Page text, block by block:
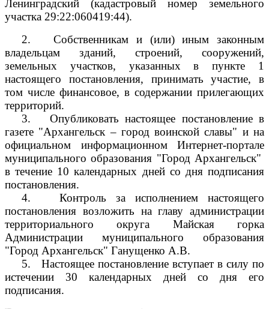
Ленинградский (кадастровый номер земельного
участка 29:22:060419:44).
2.
Собственникам и (или) иным законным
владельцам зданий, строений, сооружений,
земельных участков, указанных в пункте 1
настоящего постановления, принимать участие, в
том числе финансовое, в содержании прилегающих
территорий.
3.
Опубликовать настоящее постановление в
газете "Архангельск – город воинской славы" и на
официальном информационном Интернет-портале
муниципального образования "Город Архангельск"
в течение 10 календарных дней со дня подписания
постановления.
4.
Контроль за исполнением настоящего
постановления возложить на главу администрации
территориального округа Майская горка
Администрации муниципального образования
"Город Архангельск" Ганущенко А.В.
5.
Настоящее постановление вступает в силу по
истечении 30 календарных дней со дня его
подписания.